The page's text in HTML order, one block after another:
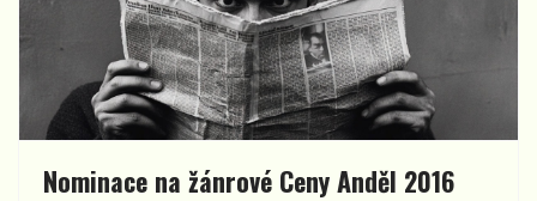
Nominace na žánrové Ceny Anděl 2016